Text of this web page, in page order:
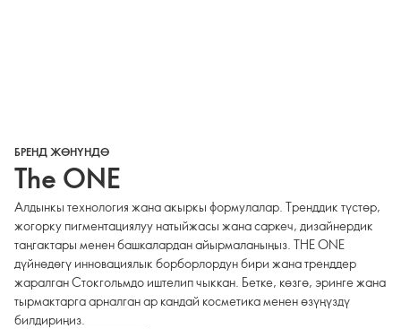
БРЕНД ЖӨНҮНДӨ
The ONE
Алдынкы технология жана акыркы формулалар. Тренддик түстөр,
жогорку пигментациялуу натыйжасы жана саркеч, дизайнердик
таңгактары менен башкалардан айырмаланыңыз. THE ONE
дүйнөдөгү инновациялык борборлордун бири жана тренддер
жаралган Стокгольмдо иштелип чыккан. Бетке, көзгө, эринге жана
тырмактарга арналган ар кандай косметика менен өзүңүздү
билдириңиз.